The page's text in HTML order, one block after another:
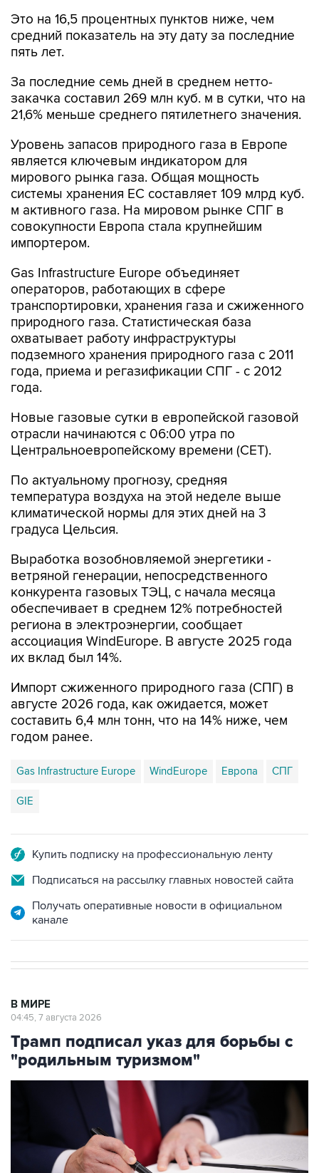
Это на 16,5 процентных пунктов ниже, чем
средний показатель на эту дату за последние
пять лет.
За последние семь дней в среднем нетто-
закачка составил 269 млн куб. м в сутки, что на
21,6% меньше среднего пятилетнего значения.
Уровень запасов природного газа в Европе
является ключевым индикатором для
мирового рынка газа. Общая мощность
системы хранения ЕС составляет 109 млрд куб.
м активного газа. На мировом рынке СПГ в
совокупности Европа стала крупнейшим
импортером.
Gas Infrastructure Europe объединяет
операторов, работающих в сфере
транспортировки, хранения газа и сжиженного
природного газа. Статистическая база
охватывает работу инфраструктуры
подземного хранения природного газа с 2011
года, приема и регазификации СПГ - с 2012
года.
Новые газовые сутки в европейской газовой
отрасли начинаются c 06:00 утра по
Центральноевропейскому времени (CET).
По актуальному прогнозу, средняя
температура воздуха на этой неделе выше
климатической нормы для этих дней на 3
градуса Цельсия.
Выработка возобновляемой энергетики -
ветряной генерации, непосредственного
конкурента газовых ТЭЦ, с начала месяца
обеспечивает в среднем 12% потребностей
региона в электроэнергии, сообщает
ассоциация WindEurope. В августе 2025 года
их вклад был 14%.
Импорт сжиженного природного газа (СПГ) в
августе 2026 года, как ожидается, может
составить 6,4 млн тонн, что на 14% ниже, чем
годом ранее.
Gas Infrastructure Europe WindEurope Европа СПГ
GIE
Купить подписку на профессиональную ленту
Подписаться на рассылку главных новостей сайта
Получать оперативные новости в официальном
канале
В МИРЕ
04:45, 7 августа 2026
Трамп подписал указ для борьбы с
"родильным туризмом"